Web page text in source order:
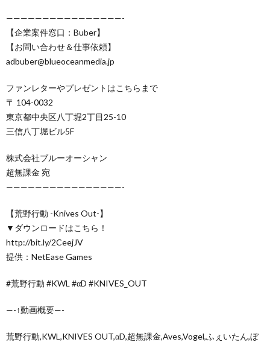
————————————————-
【企業案件窓口：Buber】
【お問い合わせ＆仕事依頼】
adbuber@blueoceanmedia.jp
ファンレターやプレゼントはこちらまで
〒 104-0032
東京都中央区八丁堀2丁目25-10
三信八丁堀ビル5F
株式会社ブルーオーシャン
超無課金 宛
————————————————-
【荒野行動 -Knives Out-】
▼ダウンロードはこちら！
http://bit.ly/2CeejJV
提供：NetEase Games
#荒野行動 #KWL #αD #KNIVES_OUT
—-↑動画概要—-
荒野行動,KWL,KNIVES OUT,αD,超無課金,Aves,Vogel,ふぇいたん,ぼ